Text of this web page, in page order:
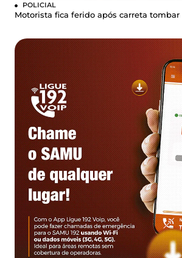
POLICIAL
Motorista fica ferido após carreta tombar